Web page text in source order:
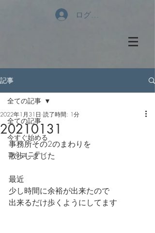
ログイン
記事
全ての記事
今すぐ始める
コミュニティ
全ての記事
20210131
2022年1月31日 読了時間: 1分
事務所その2のまわりを
散歩しました
最近
少し時間に余裕が出来たので
出来るだけ歩くようにしてます